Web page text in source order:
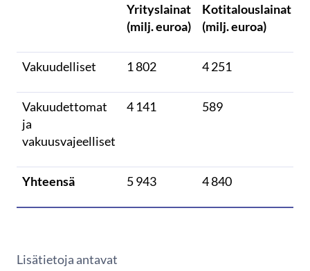
Yrityslainat
(milj. euroa)
Kotitalouslainat
(milj. euroa)
Vakuudelliset 1 802 4 251
Vakuudettomat
ja
vakuusvajeelliset
4 141 589
Yhteensä 5 943 4 840
Lisätietoja antavat